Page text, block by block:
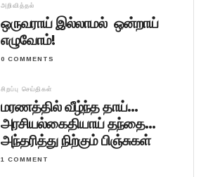
அறிவித்தல்
ஒருவராய் இல்லாமல் ஒன்றாய்
எழுவோம்!
0 COMMENTS
சிறப்பு செய்திகள்
மரணத்தில் வீழ்ந்த தாய்…
அரசியல்கைதியாய் தந்தை…
அந்தரித்து நிற்கும் பிஞ்சுகள்
1 COMMENT